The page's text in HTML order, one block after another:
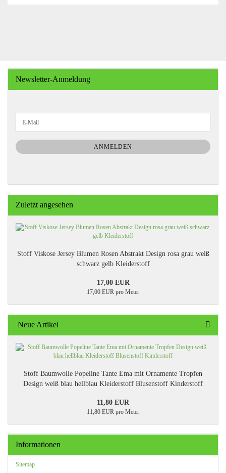
Newsletter-Anmeldung
ZUR
NEWSLETTER-
ANMELDUNG
E-
Mail
ANMELDEN
Zuletzt angesehen
Stoff Viskose Jersey Blumen Rosen Abstrakt Design rosa grau weiß
schwarz gelb Kleiderstoff
17,00 EUR
17,00 EUR pro Meter
Neue Artikel
Stoff Baumwolle Popeline Tante Ema mit Ornamente Tropfen
Design weiß blau hellblau Kleiderstoff Blusenstoff Kinderstoff
11,80 EUR
11,80 EUR pro Meter
Informationen
Sitemap